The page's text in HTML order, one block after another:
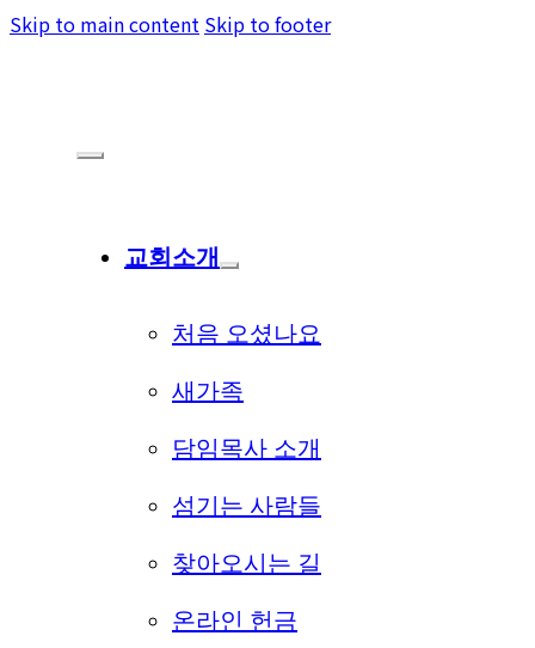
Skip to main content Skip to footer
교회소개
처음 오셨나요
새가족
담임목사 소개
섬기는 사람들
찾아오시는 길
온라인 헌금